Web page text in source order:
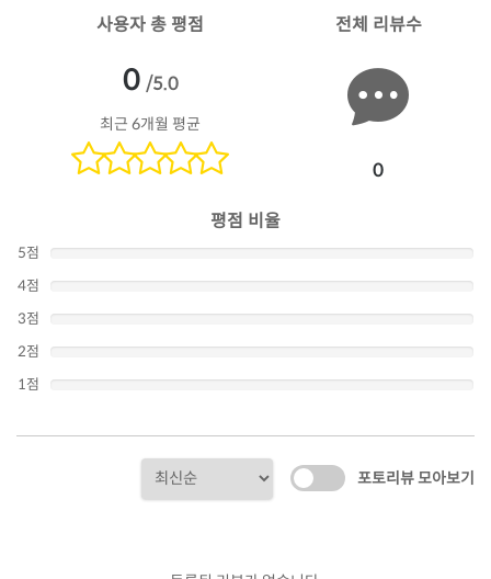
사용자 총 평점
0 /5.0
최근 6개월 평균
전체 리뷰수
0
평점 비율
5점
4점
3점
2점
1점
포토리뷰 모아보기